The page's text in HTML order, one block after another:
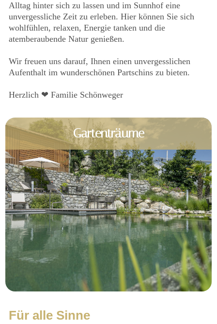
Alltag hinter sich zu lassen und im Sunnhof eine
unvergessliche Zeit zu erleben. Hier können Sie sich
wohlfühlen, relaxen, Energie tanken und die
atemberaubende Natur genießen.
Wir freuen uns darauf, Ihnen einen unvergesslichen
Aufenthalt im wunderschönen Partschins zu bieten.
Herzlich ❤ Familie Schönweger
Gartenträume
Für alle Sinne